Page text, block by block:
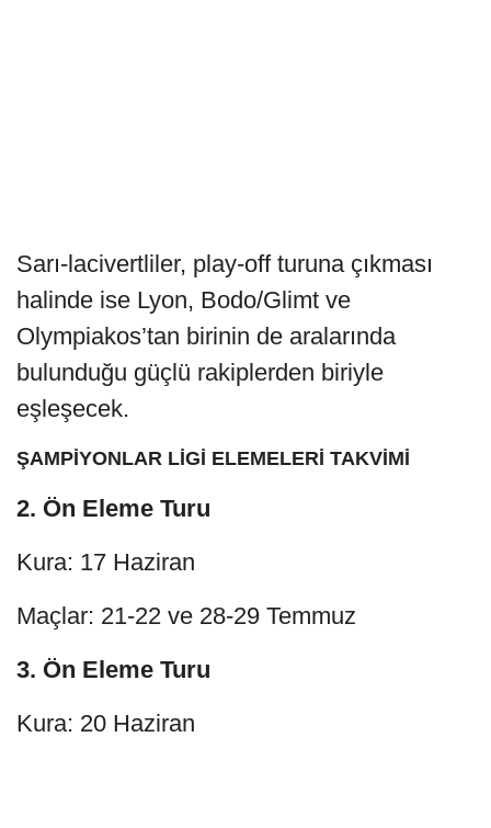
Sarı-lacivertliler, play-off turuna çıkması
halinde ise Lyon, Bodo/Glimt ve
Olympiakos’tan birinin de aralarında
bulunduğu güçlü rakiplerden biriyle
eşleşecek.
ŞAMPİYONLAR LİGİ ELEMELERİ TAKVİMİ
2. Ön Eleme Turu
Kura: 17 Haziran
Maçlar: 21-22 ve 28-29 Temmuz
3. Ön Eleme Turu
Kura: 20 Haziran